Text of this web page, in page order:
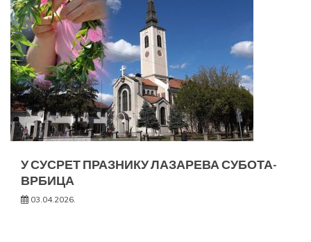
У СУСРЕТ ПРАЗНИКУ ЛАЗАРЕВА СУБОТА-
ВРБИЦА
03.04.2026.